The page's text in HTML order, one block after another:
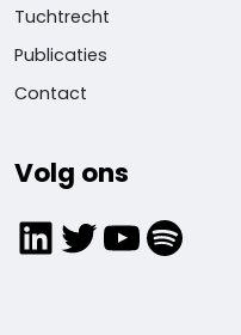
Tuchtrecht
Publicaties
Contact
Volg ons
LinkedIn
Twitter